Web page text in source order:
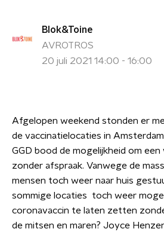
Blok&Toine
AVROTROS
20 juli 2021 14:00 - 16:00
Afgelopen weekend stonden er
de vaccinatielocaties in
GGD bood de mogelijkheid om
zonder afspraak. Vanwege de
mensen toch weer naar huis
sommige locaties toch weer
coronavaccin te laten zetten
de mitsen en maren? Joyce